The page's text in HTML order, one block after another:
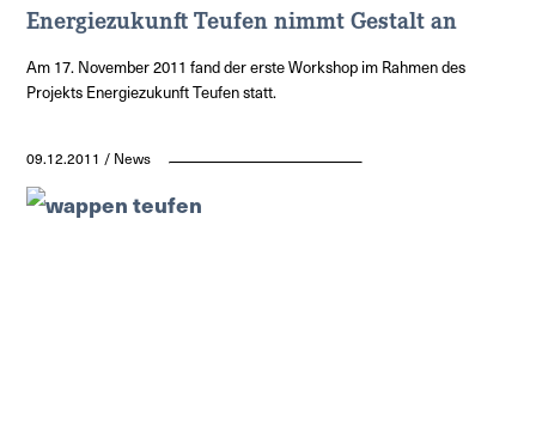
Energiezukunft Teufen nimmt Gestalt an
Am 17. November 2011 fand der erste Workshop im Rahmen des
Projekts Energiezukunft Teufen statt.
09.12.2011 / News